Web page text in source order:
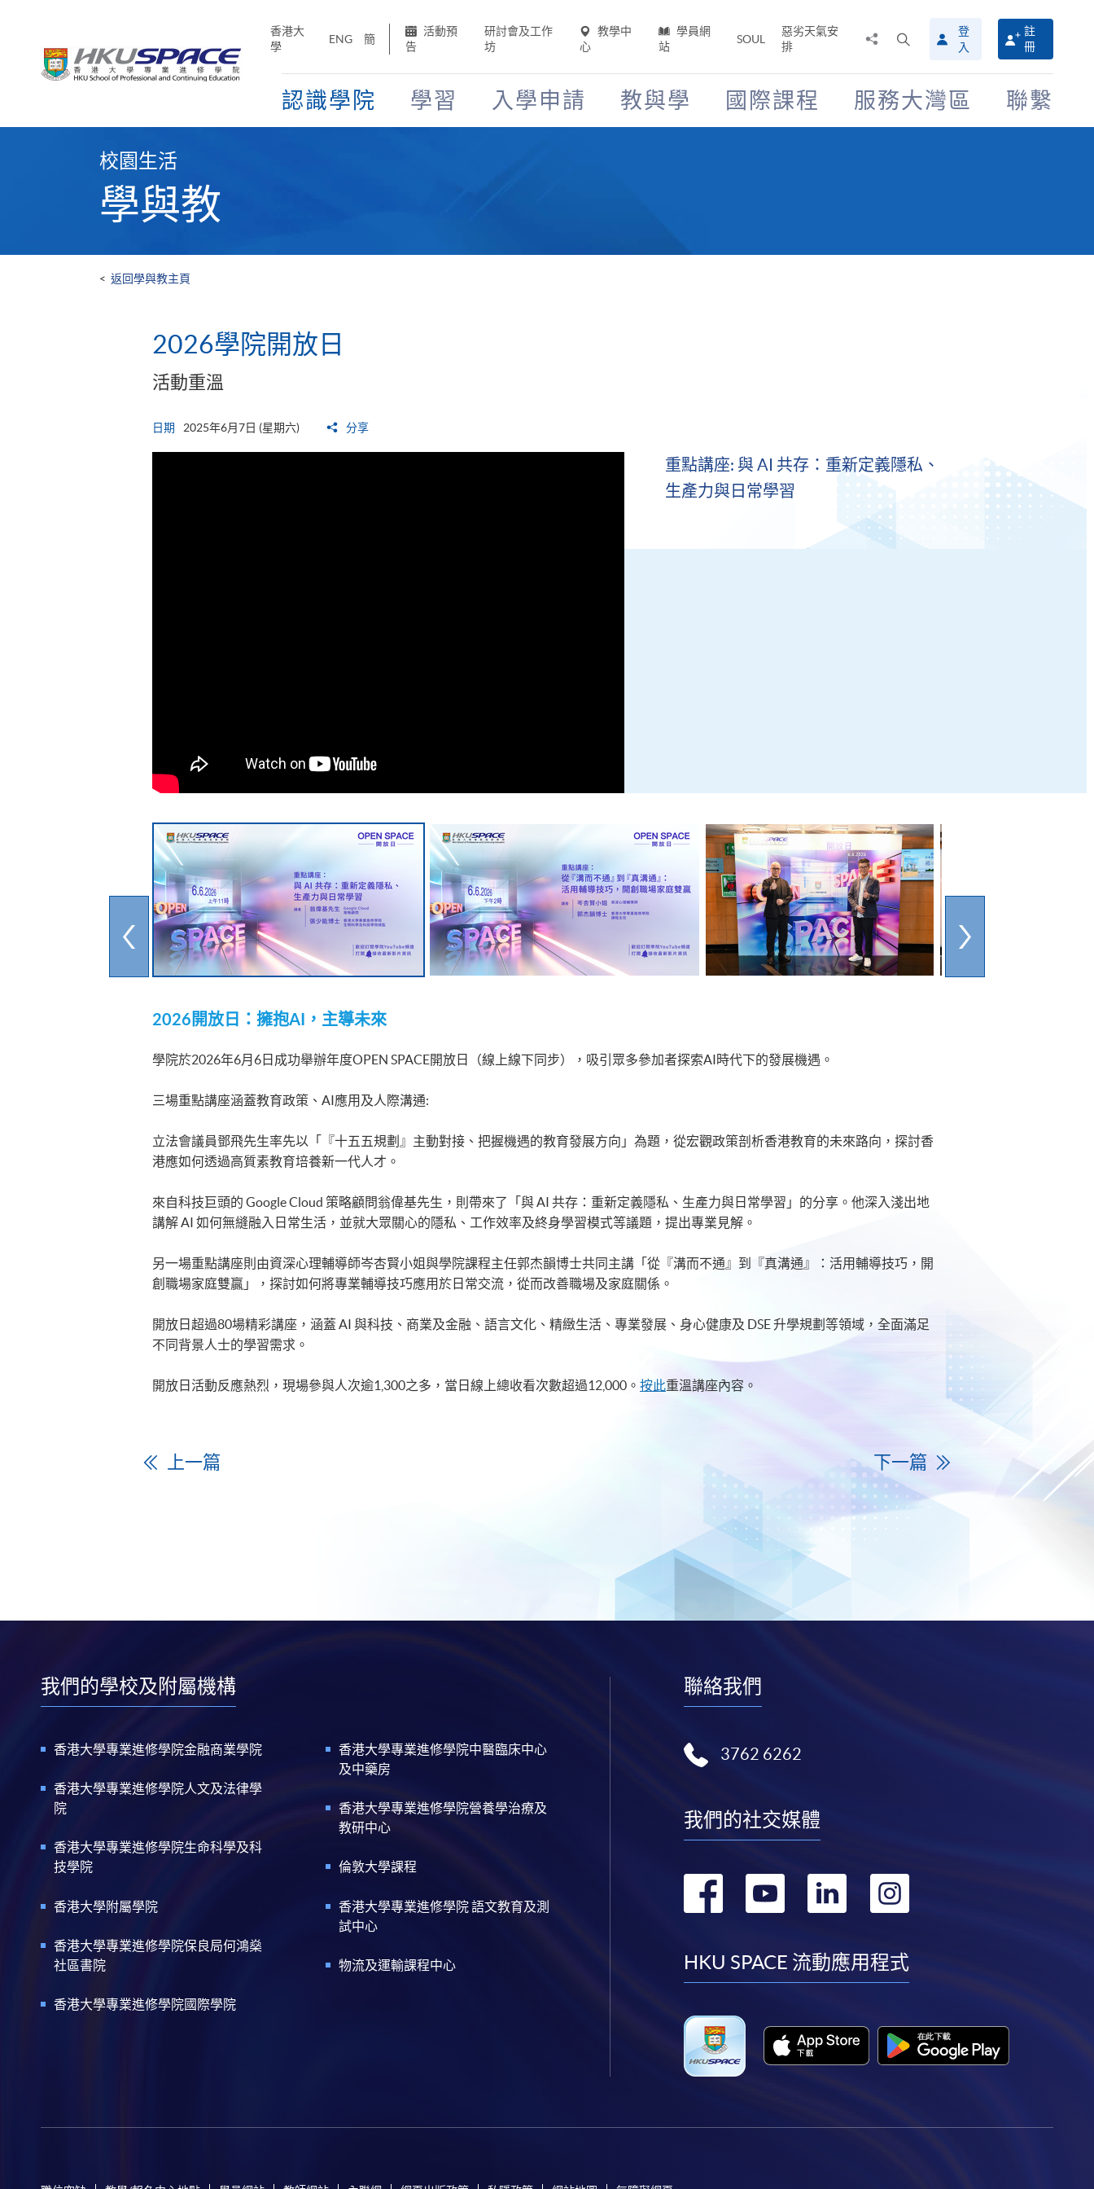
香港大
學
ENG 簡
活動預
告
研討會及工作
坊
教學中
心
學員網
站
SOUL
惡劣天氣安
排
搜
尋
介
面
登
入
註
冊
認識學院 學習 入學申請 教與學 國際課程 服務大灣區 聯繫
校園生活
學與教
< 返回學與教主頁
2026學院開放日
活動重溫
日期 2025年6月7日 (星期六) 分享
重點講座: 與 AI 共存：重新定義隱私、
生產力與日常學習
2026 開放日：擁抱AI ，主導未來
學院於2026年6月6日成功舉辦年度OPEN SPACE開放日（線上線下同步），吸引眾多參加者探索AI時代下的發展機遇。
三場重點講座涵蓋教育政策、AI應用及人際溝通:
立法會議員鄧飛先生率先以「『十五五規劃』主動對接、把握機遇的教育發展方向」為題，從宏觀政策剖析香港教育的未來路向，探討香
港應如何透過高質素教育培養新一代人才。
來自科技巨頭的 Google Cloud 策略顧問翁偉基先生，則帶來了「與 AI 共存：重新定義隱私、生產力與日常學習」的分享。他深入淺出地
講解 AI 如何無縫融入日常生活，並就大眾關心的隱私、工作效率及終身學習模式等議題，提出專業見解。
另一場重點講座則由資深心理輔導師岑杏賢小姐與學院課程主任郭杰韻博士共同主講「從『溝而不通』到『真溝通』：活用輔導技巧，開
創職場家庭雙贏」，探討如何將專業輔導技巧應用於日常交流，從而改善職場及家庭關係。
開放日超過80場精彩講座，涵蓋 AI 與科技、商業及金融、語言文化、精緻生活、專業發展、身心健康及 DSE 升學規劃等領域，全面滿足
不同背景人士的學習需求。
開放日活動反應熱烈，現場參與人次逾1,300之多，當日線上總收看次數超過12,000。 按此重溫講座內容。
上一篇 下一篇
我們的學校及附屬機構
香港大學專業進修學院金融商業學院
香港大學專業進修學院人文及法律學
院
香港大學專業進修學院生命科學及科
技學院
香港大學附屬學院
香港大學專業進修學院保良局何鴻燊
社區書院
香港大學專業進修學院國際學院
香港大學專業進修學院中醫臨床中心
及中藥房
香港大學專業進修學院營養學治療及
教研中心
倫敦大學課程
香港大學專業進修學院 語文教育及測
試中心
物流及運輸課程中心
聯絡我們
3762 6262
我們的社交媒體
轉
facebook
轉
youtube
轉
linkedin
轉
instagram
HKU SPACE 流動應用程式